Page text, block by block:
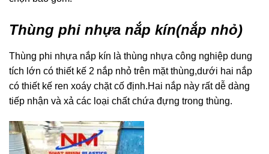
Thùng phi nhựa nắp kín(nắp nhỏ)
Thùng phi nhựa nắp kín là thùng nhựa công nghiệp dung
tích lớn có thiết kế 2 nắp nhỏ trên mặt thùng,dưới hai nắp
có thiết kế ren xoáy chặt cố định.Hai nắp này rất dễ dàng
tiếp nhận và xả các loại chất chứa đựng trong thùng.